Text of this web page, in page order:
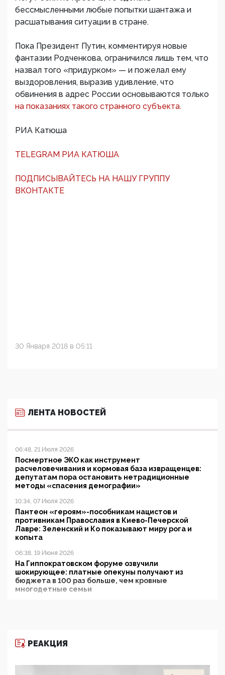
бессмысленными любые попытки шантажа и
расшатывания ситуации в стране.
Пока Президент Путин, комментируя новые
фантазии Родченкова, ограничился лишь тем, что
назвал того «придурком» — и пожелал ему
выздоровления, выразив удивление, что
обвинения в адрес России основываются только
на показаниях такого странного субъекта.
РИА Катюша
TELEGRAM РИА КАТЮША
ПОДПИСЫВАЙТЕСЬ НА НАШУ ГРУППУ
ВКОНТАКТЕ
30 Января 2018 в 05:11
ЛЕНТА НОВОСТЕЙ
06:48, 21 Июля 2026
Посмертное ЭКО как инструмент
расчеловечивания и кормовая база извращенцев:
депутатам пора остановить нетрадиционные
методы «спасения демографии»
10:34, 07 Июля 2026
Пантеон «героям»-пособникам нацистов и
противникам Православия в Киево-Печерской
Лавре: Зеленский и Ко показывают миру рога и
копыта
06:38, 19 Июня 2026
На Гиппократовском форуме озвучили
шокирующее: платные опекуны получают из
бюджета в 100 раз больше, чем кровные
многодетные семьи
11:53, 09 Июня 2026
деятельность ИИТО ЮНЕСКО в России, но
РЕАКЦИЯ